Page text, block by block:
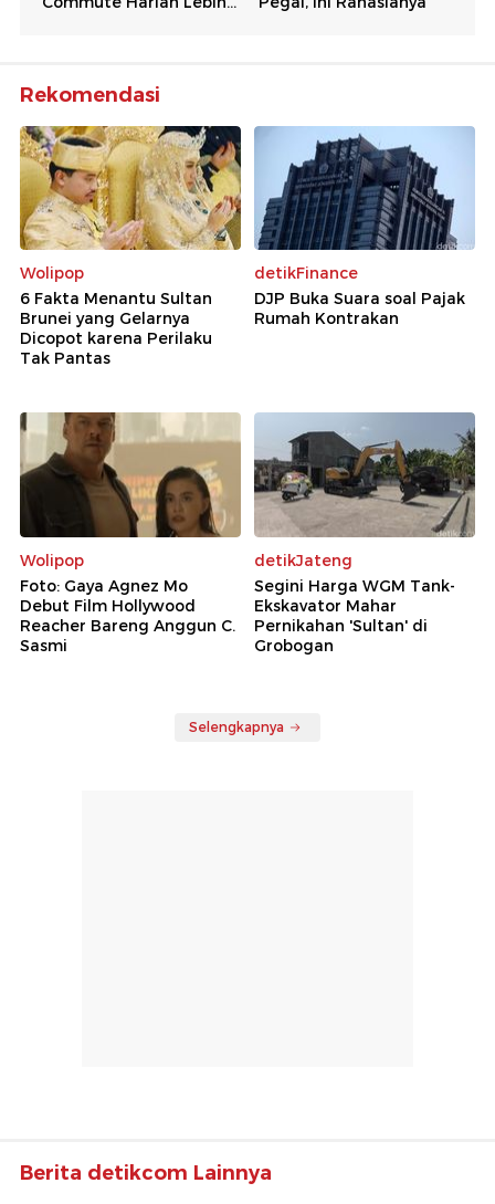
Rekomendasi
Wolipop
6 Fakta Menantu Sultan
Brunei yang Gelarnya
Dicopot karena Perilaku
Tak Pantas
detikFinance
DJP Buka Suara soal Pajak
Rumah Kontrakan
Wolipop
Foto: Gaya Agnez Mo
Debut Film Hollywood
Reacher Bareng Anggun C.
Sasmi
detikJateng
Segini Harga WGM Tank-
Ekskavator Mahar
Pernikahan 'Sultan' di
Grobogan
Selengkapnya
Berita detikcom Lainnya